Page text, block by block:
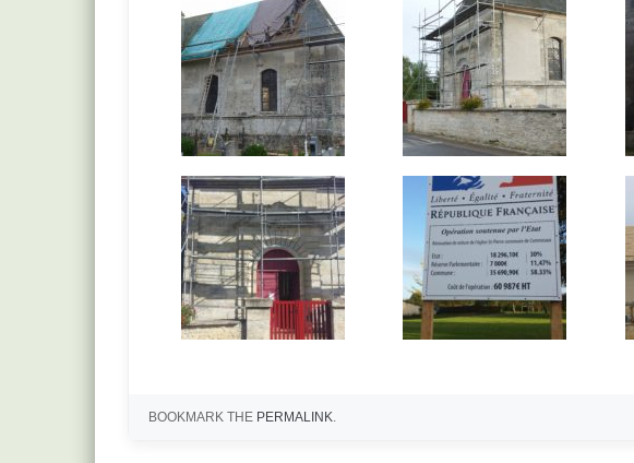
BOOKMARK THE PERMALINK.